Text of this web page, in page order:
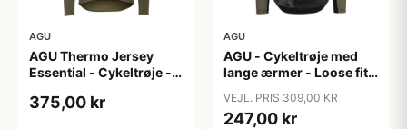
AGU
AGU Thermo Jersey
Essential - Cykeltrøje -
XXL
375,00 kr
AGU
AGU - Cykeltrøje med
lange ærmer - Loose fit -
VEJL. PRIS 309,00 KR
247,00 kr